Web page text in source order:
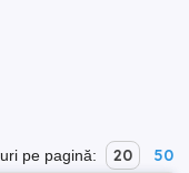
pe pagină: 20 50